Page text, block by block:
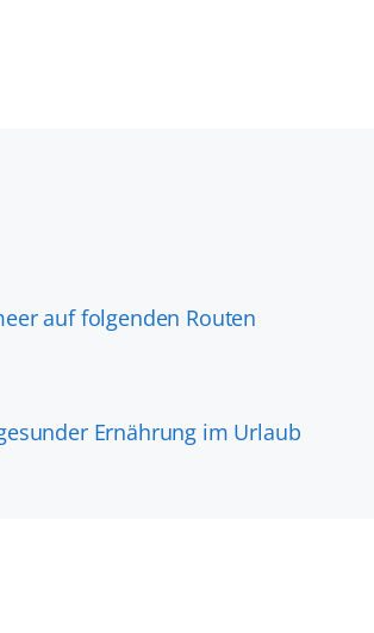
auf folgenden Routen
Ernährung im Urlaub